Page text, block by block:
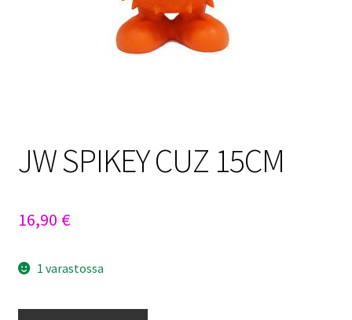
JW SPIKEY CUZ 15CM
16,90 €
1 varastossa